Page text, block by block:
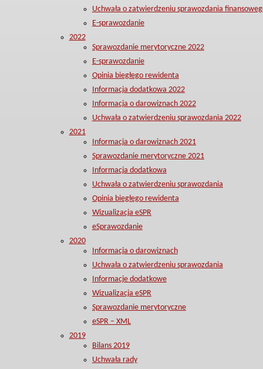
Uchwała o zatwierdzeniu sprawozdania
E-sprawozdanie
2022
Sprawozdanie merytoryczne 2022
E-sprawozdanie
Opinia biegłego rewidenta
Informacja dodatkowa 2022
Informacja o darowiznach 2022
Uchwała o zatwierdzeniu sprawozdania 2022
2021
Informacja o darowiznach 2021
Sprawozdanie merytoryczne 2021
Informacja dodatkowa
Uchwała o zatwierdzeniu sprawozdania
Opinia biegłego rewidenta
Wizualizacja eSPR
eSprawozdanie
2020
Informacja o darowiznach
Uchwała o zatwierdzeniu sprawozdania
Informacje dodatkowe
Wizualizacja eSPR
Sprawozdanie merytoryczne
eSPR – XML
2019
Bilans 2019
Uchwała rady